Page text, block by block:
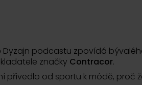
Dyzajn podcastu zpovídá
značky Contracor.
přivedlo od sportu k módě, proč